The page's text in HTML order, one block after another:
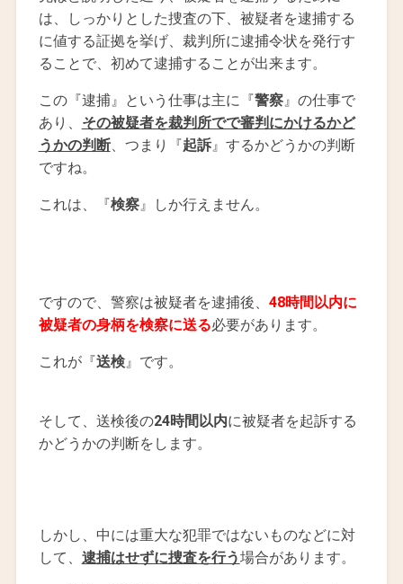
は、しっかりとした捜査の下、被疑者を逮捕する
に値する証拠を挙げ、裁判所に逮捕令状を発行す
ることで、初めて逮捕することが出来ます。
この『逮捕』という仕事は主に『警察』の仕事で
あり、 その被疑者を裁判所でで審判にかけるかど
うかの判断、つまり『起訴』するかどうかの判断
ですね。
これは、『検察』しか行えません。
ですので、警察は被疑者を逮捕後、 48時間以内に
被疑者の身柄を検察に送る必要があります。
これが『送検』です。
そして、送検後の24時間以内に被疑者を起訴する
かどうかの判断をします。
しかし、中には重大な犯罪ではないものなどに対
して、 逮捕はせずに捜査を行う場合があります。